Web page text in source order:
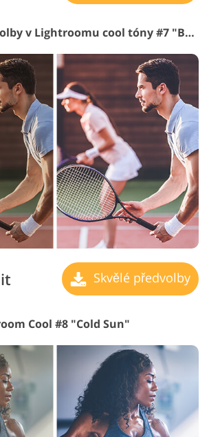
Bezplatné předvolby v Lightroomu cool tóny #7 "Brighten"
Skvělé předvolby
Cool #8 "Cold Sun"